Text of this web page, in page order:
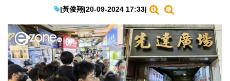
|黃俊翔|20-09-2024 17:33|